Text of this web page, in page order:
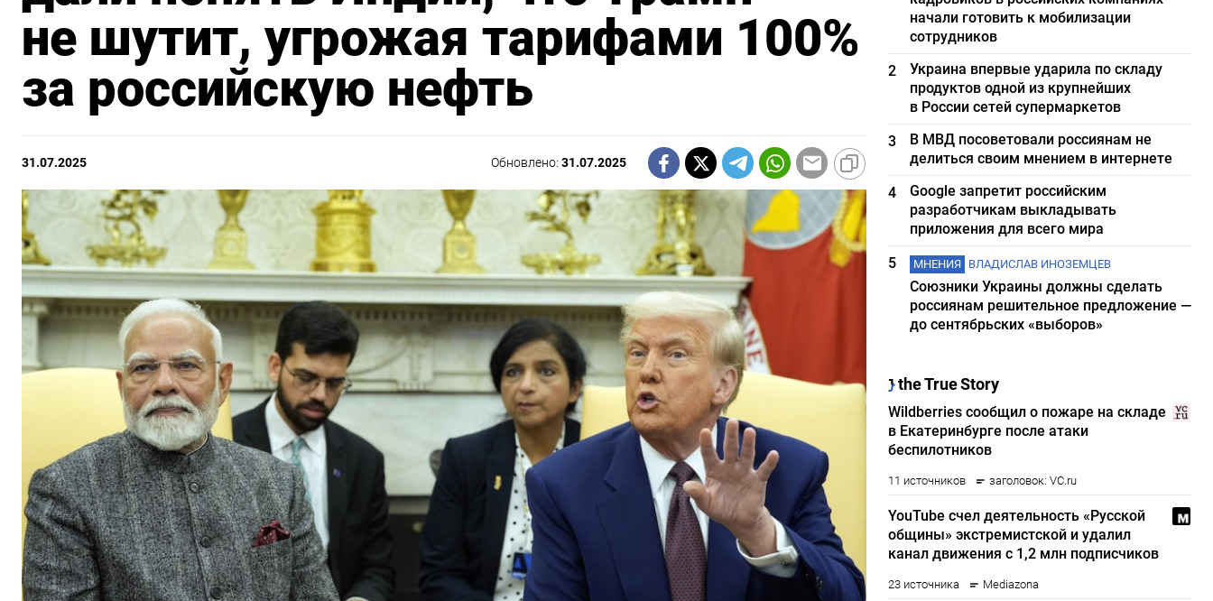
не шутит, угрожая тарифами 100%
за российскую нефть
31.07.2025 Обновлено:31.07.2025
начали готовить к мобилизации
сотрудников
2
Украина впервые ударила по складу
продуктов одной из крупнейших
в России сетей супермаркетов
3
В МВД посоветовали россиянам не
делиться своим мнением в интернете
4
Google запретит российским
разработчикам выкладывать
приложения для всего мира
5
МНЕНИЯ ВЛАДИСЛАВ ИНОЗЕМЦЕВ
Союзники Украины должны сделать
россиянам решительное предложение —
до сентябрьских «выборов»